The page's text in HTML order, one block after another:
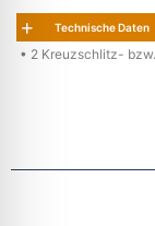
Technische Daten
• 2 Kreuzschlitz-